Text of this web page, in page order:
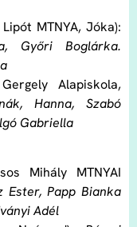
MTNYA, Jóka):
Győri Boglárka.
Alapiskola,
Hanna, Szabó
Gabriella
Mihály MTNYAI
Ester, Papp Bianka
Adél